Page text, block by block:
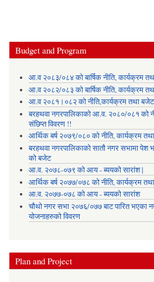
Budget and Program
आ.व २०८३/०८४ को बार्षिक नीति, कार्यक्रम
आ.व २०८२/०८३ को बार्षिक नीति, कार्यक्रम
आ.व २०८१।०८२ को नीति,कार्यक्रम तथा
बरहथवा नगरपालिकाको आ.व. २०८०/०८१ को
संछिप्त विवरण !!
आर्थिक बर्ष २०७९/०८० को नीति, कार्यक्रम
बरहथवा नगरपालिकाको सातौ नगर सभामा पेश
को बजेट
आ.व. २०७८-०७९ को आय - ब्ययको सारांश |
आर्थिक बर्ष २०७७/०७८ को नीति, कार्यक्रम
आ.व. २०७७-०७८ को आय - ब्ययको सारांश
चौथो नगर सभा २०७६/०७७ बाट पारित भएका
योजनाहरुको विवरण
Plan and Project